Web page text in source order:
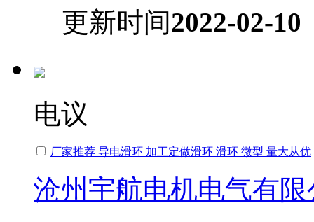
更新时间2022-02-10
电议
厂家推荐 导电滑环 加工定做滑环 滑环 微型 量大从优
沧州宇航电机电气有限